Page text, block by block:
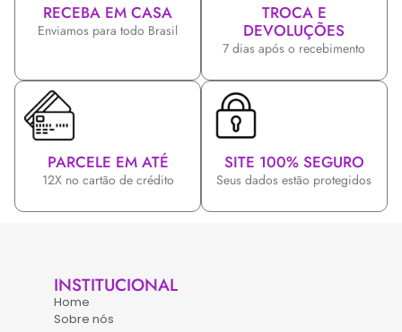
RECEBA EM CASA
Enviamos para todo Brasil
TROCA E
DEVOLUÇÕES
7 dias após o recebimento
PARCELE EM ATÉ
12X no cartão de crédito
SITE 100% SEGURO
Seus dados estão protegidos
INSTITUCIONAL
Home
Sobre nós